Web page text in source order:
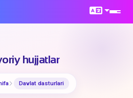
hujjatlar
Davlat dasturlari